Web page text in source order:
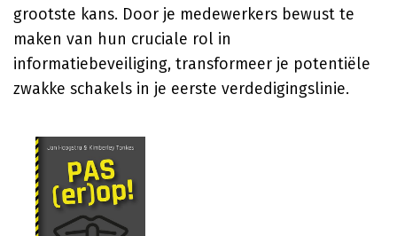
grootste kans. Door je medewerkers bewust te
maken van hun cruciale rol in
informatiebeveiliging, transformeer je potentiële
zwakke schakels in je eerste verdedigingslinie.